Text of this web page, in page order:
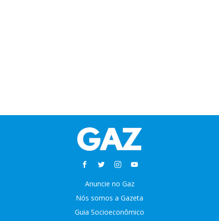
Anuncie no Gaz
Nós somos a Gazeta
Guia Socioeconômico